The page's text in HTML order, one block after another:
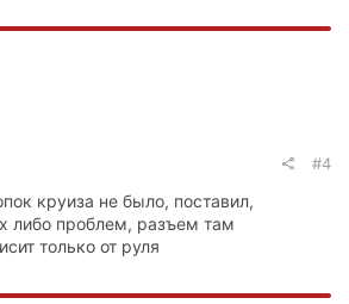
#4
круиза не было, поставил,
либо проблем, разъем там
только от руля